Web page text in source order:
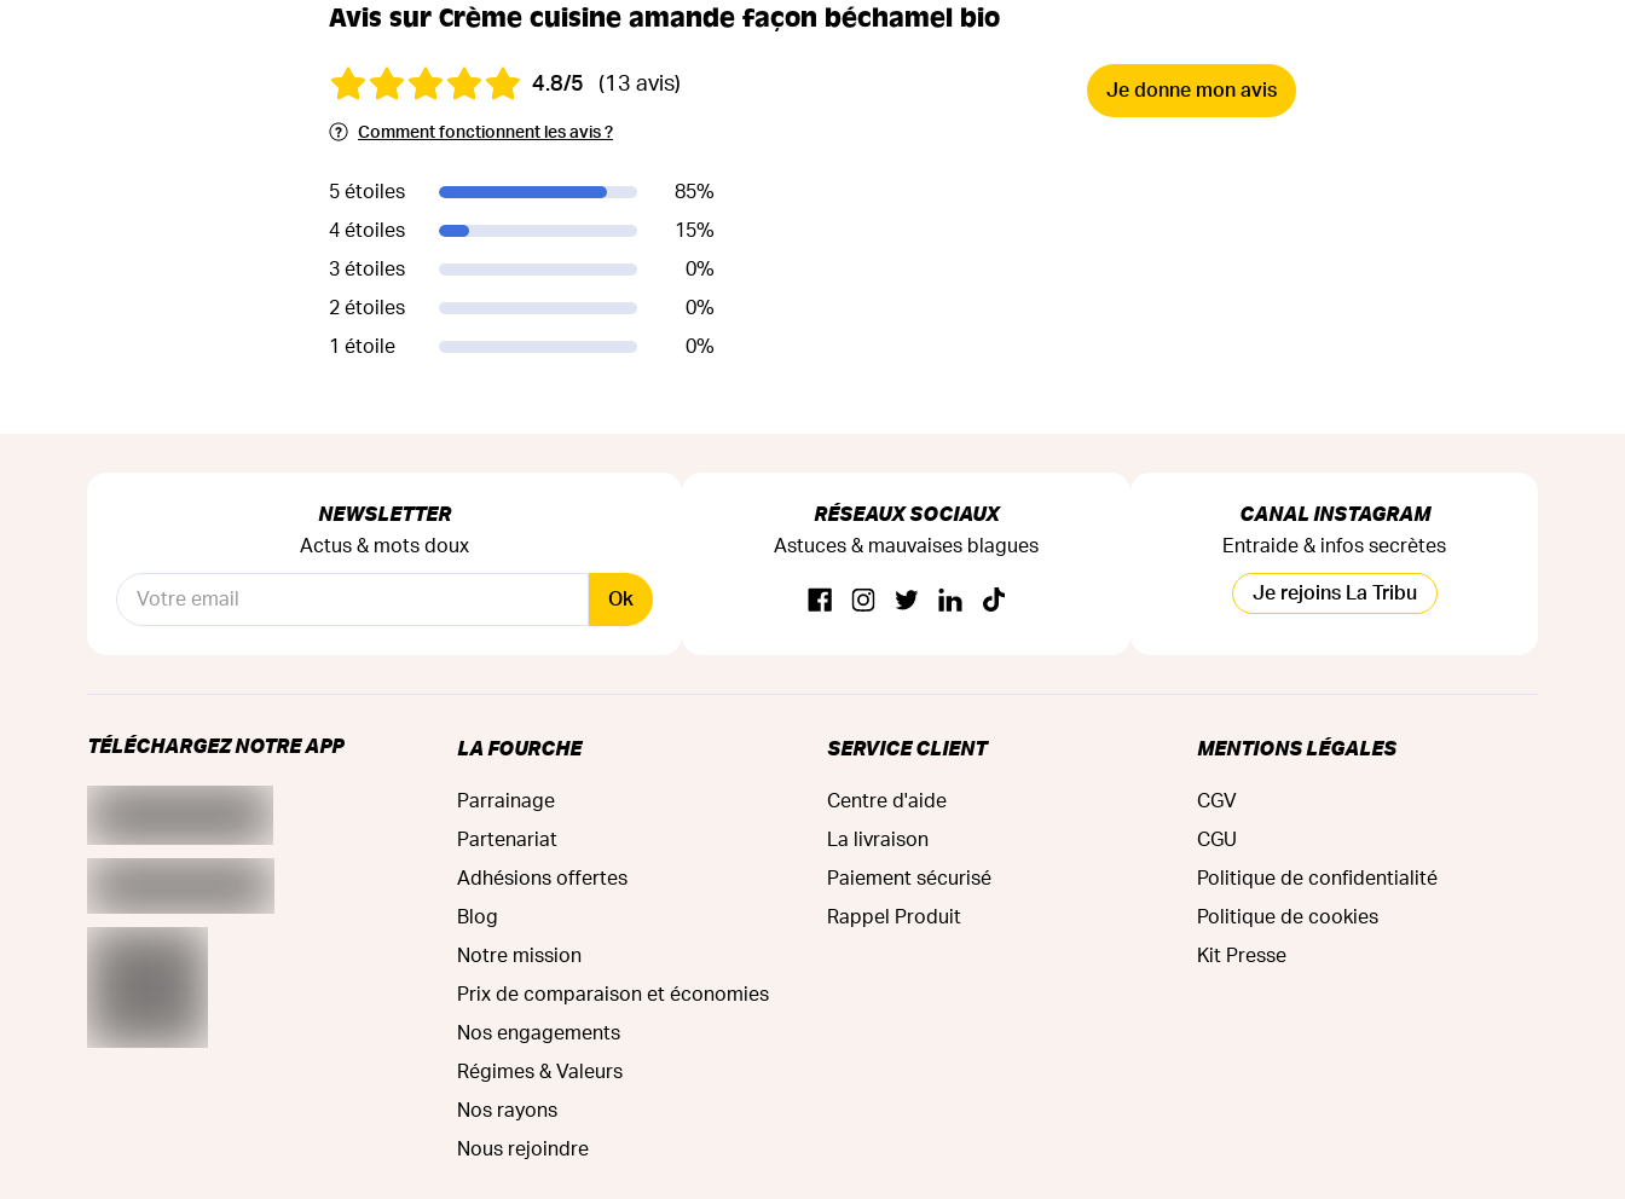
Avis sur Crème cuisine amande façon béchamel bio
4.8/5 (13 avis)
Comment fonctionnent les avis ?
Je donne mon avis
5 étoiles 85%
4 étoiles
15%
3 étoiles
0%
2 étoiles
0%
1 étoile
0%
NEWSLETTER
Actus & mots doux
Ok
RÉSEAUX SOCIAUX
Astuces & mauvaises blagues
CANAL INSTAGRAM
Entraide & infos secrètes
Je rejoins La Tribu
TÉLÉCHARGEZ NOTRE APP LA FOURCHE
Parrainage
Partenariat
Adhésions offertes
Blog
Notre mission
Prix de comparaison et économies
Nos engagements
Régimes & Valeurs
Nos rayons
Nous rejoindre
SERVICE CLIENT
Centre d'aide
La livraison
Paiement sécurisé
Rappel Produit
MENTIONS LÉGALES
CGV
CGU
Politique de confidentialité
Politique de cookies
Kit Presse